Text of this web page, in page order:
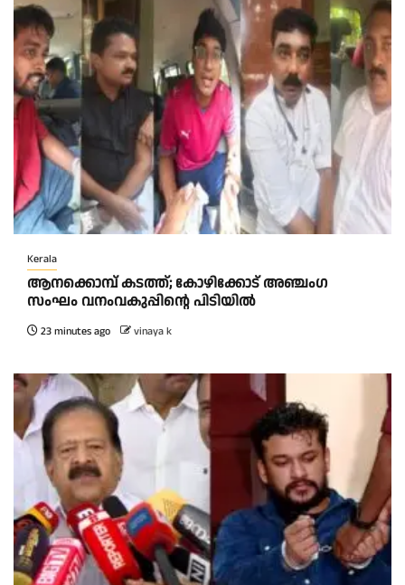
Kerala
ആനക്കൊമ്പ് കടത്ത്; കോഴിക്കോട് അഞ്ചംഗ
സംഘം വനംവകുപ്പിന്റെ പിടിയിൽ
23 minutes ago vinaya k